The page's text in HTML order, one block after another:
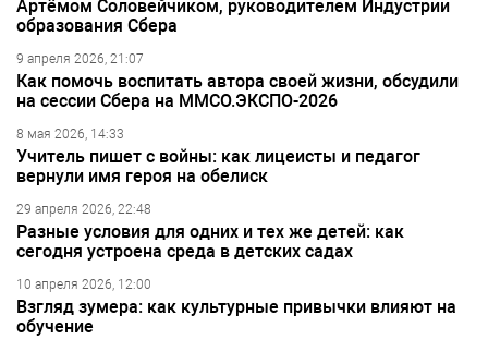
Артёмом Соловейчиком, руководителем Индустрии
образования Сбера
9 апреля 2026, 21:07
Как помочь воспитать автора своей жизни, обсудили
на сессии Сбера на ММСО.ЭКСПО-2026
8 мая 2026, 14:33
Учитель пишет с войны: как лицеисты и педагог
вернули имя героя на обелиск
29 апреля 2026, 22:48
Разные условия для одних и тех же детей: как
сегодня устроена среда в детских садах
10 апреля 2026, 12:00
Взгляд зумера: как культурные привычки влияют на
обучение